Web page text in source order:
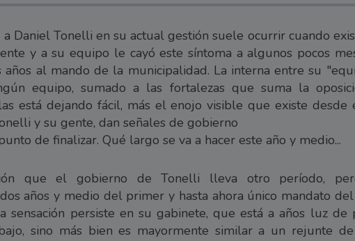
Daniel Tonelli en su actual gestión suele ocurrir cuando
y a su equipo le cayó este síntoma a algunos pocos
años al mando de la municipalidad. La interna entre su
equipo, sumado a las fortalezas que suma la
está dejando fácil, más el enojo visible que existe
y su gente, dan señales de gobierno
de finalizar. Qué largo se va a hacer este año y medio...
que el gobierno de Tonelli lleva otro período,
años y medio del primer y hasta ahora único mandato
sensación persiste en su gabinete, que está a años luz de
sino más bien es mayormente similar a un rejunte